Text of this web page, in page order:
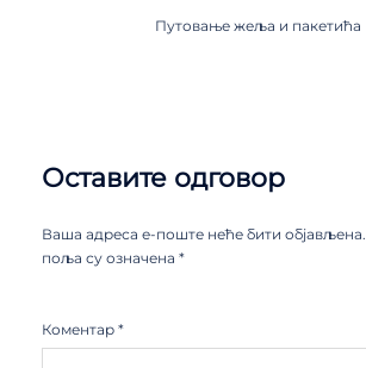
Путовање жеља и пакетића
Оставите одговор
Ваша адреса е-поште неће бити објављена.
поља су означена *
Коментар *